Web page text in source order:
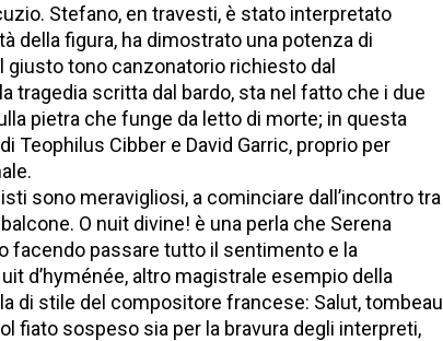
Stefano, en travesti, è stato interpretato
della figura, ha dimostrato una potenza di
tono canzonatorio richiesto dal
tragedia scritta dal bardo, sta nel fatto che i due
pietra che funge da letto di morte; in questa
Teophilus Cibber e David Garric, proprio per
sono meravigliosi, a cominciare dall’incontro tra
O nuit divine! è una perla che Serena
facendo passare tutto il sentimento e la
d’hyménée, altro magistrale esempio della
di stile del compositore francese: Salut, tombeau
fiato sospeso sia per la bravura degli interpreti,